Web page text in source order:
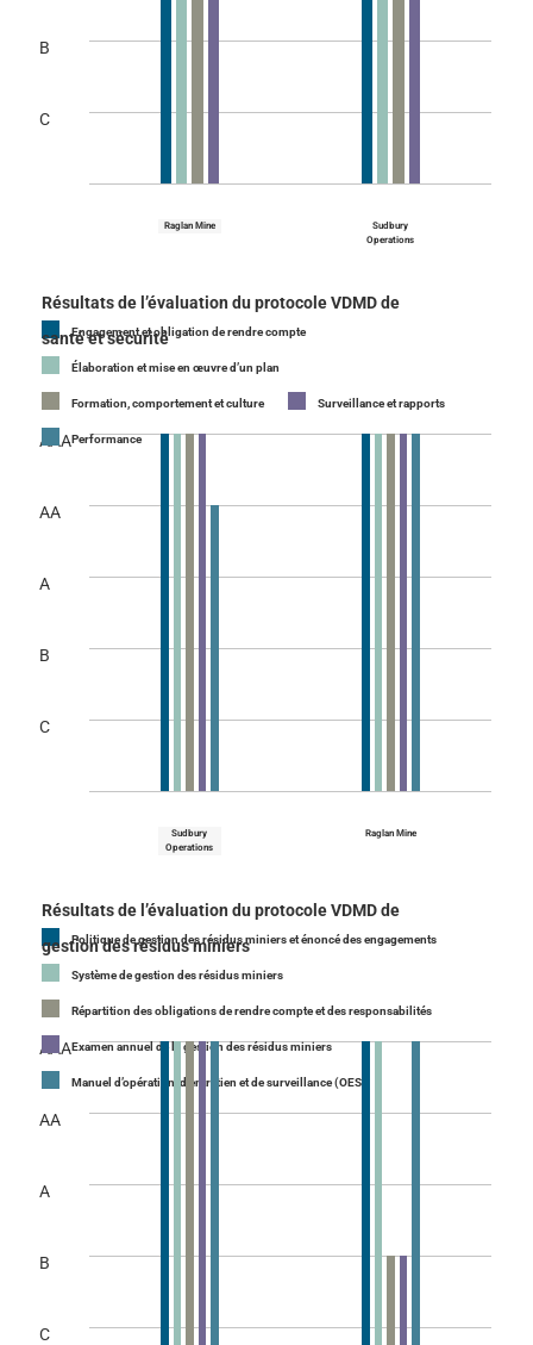
Raglan Mine
Sudbury
Operations
B
C
Résultats de l’évaluation du protocole VDMD de
santé et sécurité
Engagement et obligation de rendre compte
Élaboration et mise en œuvre d’un plan
Formation, comportement et culture Surveillance et rapports
Performance
Sudbury
Operations
Raglan Mine
AAA
AA
A
B
C
Résultats de l’évaluation du protocole VDMD de
gestion des résidus miniers
Politique de gestion des résidus miniers et énoncé des engagements
Système de gestion des résidus miniers
Répartition des obligations de rendre compte et des responsabilités
Examen annuel de la gestion des résidus miniers
Manuel d’opération, d’entretien et de surveillance (OES)
AAA
AA
A
B
C